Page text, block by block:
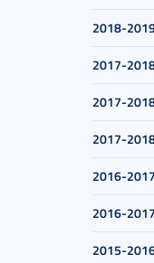
2018-
2017-2018
2017-2018
2017-
2016-2017
2016-
2015-2016